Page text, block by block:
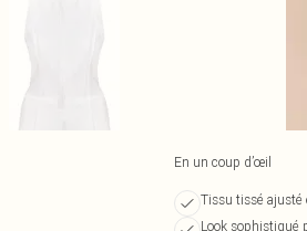
En un coup d’œil
Tissu tissé ajusté
Look sophistiqué